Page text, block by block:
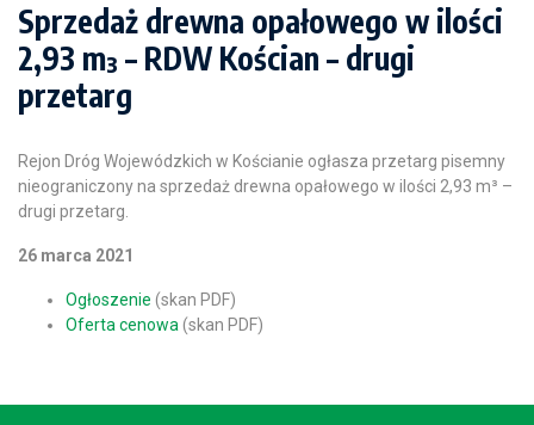
Sprzedaż drewna opałowego w ilości
2,93 m³ – RDW Kościan – drugi
przetarg
Rejon Dróg Wojewódzkich w Kościanie ogłasza przetarg pisemny
nieograniczony na sprzedaż drewna opałowego w ilości 2,93 m³ –
drugi przetarg.
26 marca 2021
Ogłoszenie (skan PDF)
Oferta cenowa (skan PDF)